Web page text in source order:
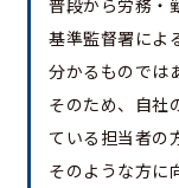
基準監督署によ
分かるものでは
そのため、自社
ている担当者の
そのような方に